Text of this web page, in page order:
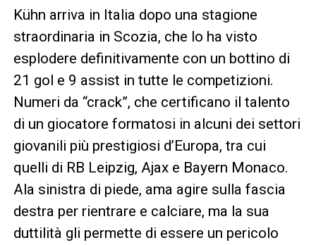
Kühn arriva in Italia dopo una stagione
straordinaria in Scozia, che lo ha visto
esplodere definitivamente con un bottino di
21 gol e 9 assist in tutte le competizioni.
Numeri da “crack”, che certificano il talento
di un giocatore formatosi in alcuni dei settori
giovanili più prestigiosi d’Europa, tra cui
quelli di RB Leipzig, Ajax e Bayern Monaco.
Ala sinistra di piede, ama agire sulla fascia
destra per rientrare e calciare, ma la sua
duttilità gli permette di essere un pericolo